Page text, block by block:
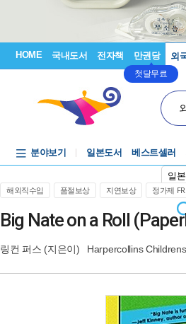
HOME 국내도서 전자책 만권당
첫달무료
외
일
분야보기 일본도서 베스트셀러
해외직수입 품절보상 지연보상 정가제
Big Nate on a Roll
링컨 퍼스 (지은이) Harpercollins